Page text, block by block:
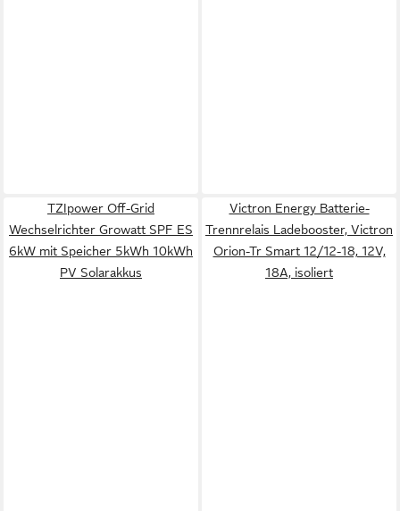
TZIpower Off-Grid
Wechselrichter Growatt SPF ES
6kW mit Speicher 5kWh 10kWh
PV Solarakkus
Victron Energy Batterie-
Trennrelais Ladebooster, Victron
Orion-Tr Smart 12/12-18, 12V,
18A, isoliert